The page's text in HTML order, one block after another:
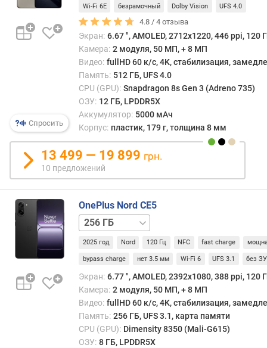
п
л
е
P
I
p
)
т
о
т
Спросить
Wi-Fi 6E безрамочный Dolby Vision UFS 4.0
4.8 /4 отзыва
Экран: 6.67 ", AMOLED, 2712x1220, 446 ppi, 120
Камера: 2 модуля, 50 МП, + 8 МП
Видео: fullHD 60 к/с, 4K, стабилизация,
Память: 512 ГБ, UFS 4.0
CPU (GPU): Snapdragon 8s Gen 3 (Adreno 735)
ОЗУ: 12 ГБ, LPDDR5X
Аккумулятор: 5000 мАч
Корпус: пластик, 179 г, толщина 8 мм
13 499 — 19 899 грн.
10 предложений
OnePlus Nord CE5
128 ГБ
2025 год Nord 120 Гц NFC fast charge
bypass charge нет 3.5 мм Wi-Fi 6 UFS 3.1 без ЗУ
Экран: 6.77 ", AMOLED, 2392x1080, 388 ppi, 120
Камера: 2 модуля, 50 МП, + 8 МП
Видео: fullHD 60 к/с, 4K, стабилизация,
Память: 256 ГБ, UFS 3.1, карта памяти
CPU (GPU): Dimensity 8350 (Mali-G615)
ОЗУ: 8 ГБ, LPDDR5X